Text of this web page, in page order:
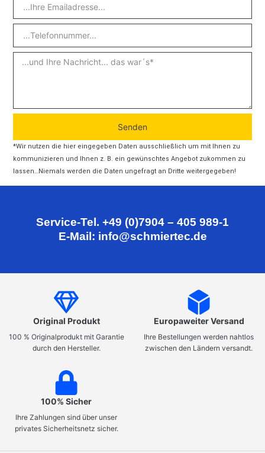
Senden
*Wir nutzen die hier eingegeben Daten ausschließlich um mit Ihnen zu
kommunizieren und Ihnen z. B. ein gewünschtes Angebot zukommen zu
lassen…Niemals werden die Daten ungefragt an Dritte weitergegeben!
Service-Tel. +49 (0)7904 – 405 989-1
E-Mail: info@schmiertec.de
Original Produkt
100 % Originalprodukt mit Garantie
durch den Hersteller.
Europaweiter Versand
Ihre Bestellungen werden nahtlos
zwischen den Ländern versandt.
100% Sicher
Ihre Zahlungen sind über unser
privates Sicherheitsnetz sicher.